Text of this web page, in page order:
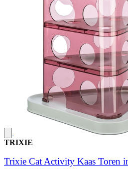
TRIXIE
Trixie Cat Activity Kaas Toren